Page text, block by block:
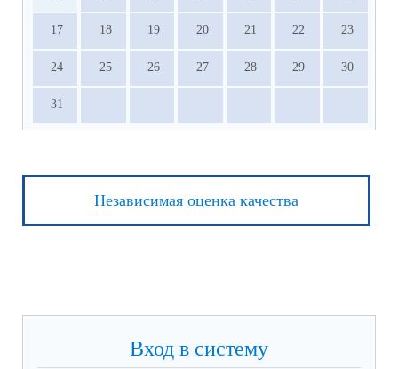
17 18 19 20 21 22 23
24 25 26 27 28 29 30
31
Независимая оценка качества
Вход в систему